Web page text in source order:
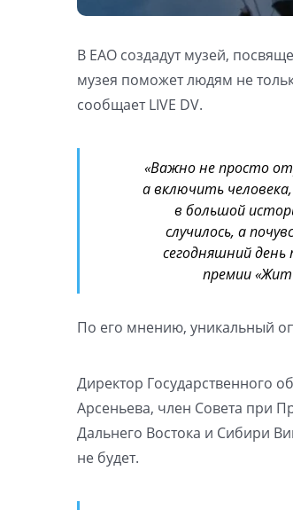
В ЕАО создадут музей,
музея поможет людям не
сообщает LIVE DV.
«Важно не просто
а включить
в большой
случилось, а
сегодняшний день
премии
По его мнению, уникальный
Директор Государственного
Арсеньева, член Совета при
Дальнего Востока и Сибири
не будет.